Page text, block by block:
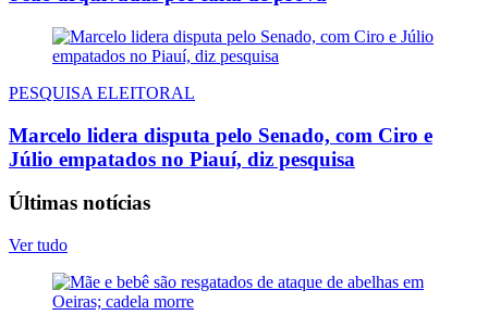
PESQUISA ELEITORAL
Marcelo lidera disputa pelo Senado, com Ciro e
Júlio empatados no Piauí, diz pesquisa
Últimas notícias
Ver tudo